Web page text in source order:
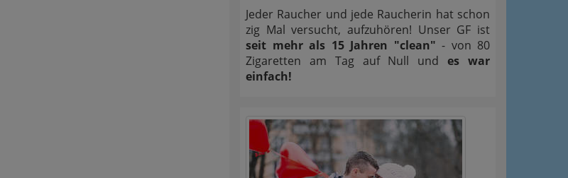
Jeder Raucher und jede Raucherin hat schon
zig Mal versucht, aufzuhören! Unser GF ist
seit mehr als 15 Jahren "clean" - von 80
Zigaretten am Tag auf Null undes war
einfach!